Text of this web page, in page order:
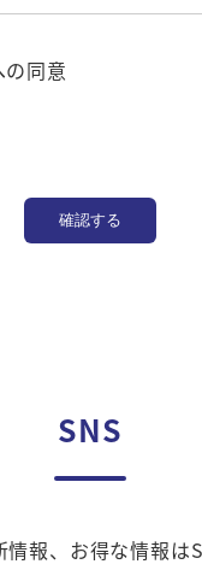
同意
確認する
SNS
情報、お得な情報は